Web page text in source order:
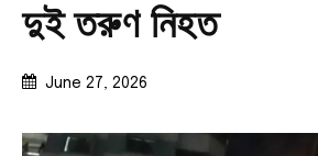
দুই তরুণ নিহত
June 27, 2026